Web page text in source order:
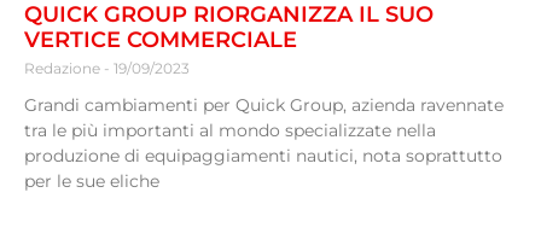
QUICK GROUP RIORGANIZZA IL SUO
VERTICE COMMERCIALE
Redazione 19/09/2023
Grandi cambiamenti per Quick Group, azienda ravennate
tra le più importanti al mondo specializzate nella
produzione di equipaggiamenti nautici, nota soprattutto
per le sue eliche